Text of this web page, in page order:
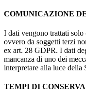
COMUNICAZIONE
I dati vengono trattati solo
ovvero da soggetti terzi
ex art. 28 GDPR. I dati
mancanza di uno dei
interpretare alla luce della
TEMPI DI